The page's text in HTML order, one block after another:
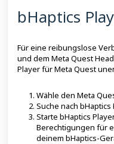
bHaptics
Für eine reibungslose
und dem Meta Quest
Player für Meta Quest
Wähle den Meta
Suche nach
Starte bHaptics
Berechtigungen für
deinem bHaptics-